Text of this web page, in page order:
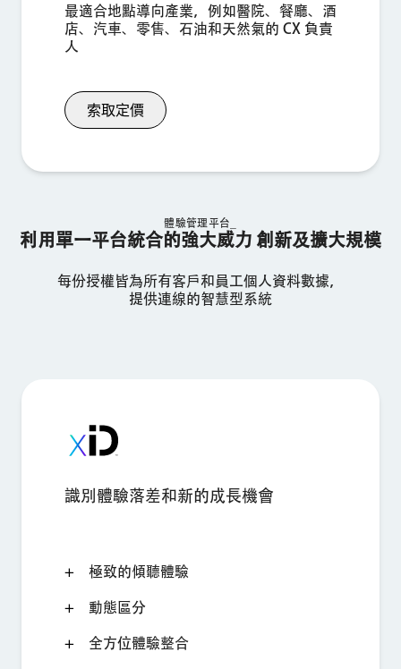
最適合地點導向產業，例如醫院、餐廳、酒
店、汽車、零售、石油和天然氣的 CX 負責
人
索取定價
體驗管理平台_
利用單一平台統合的強大威力 創新及擴大規模
每份授權皆為所有客戶和員工個人資料數據，
提供連線的智慧型系統
識別體驗落差和新的成長機會
極致的傾聽體驗
動態區分
全方位體驗整合